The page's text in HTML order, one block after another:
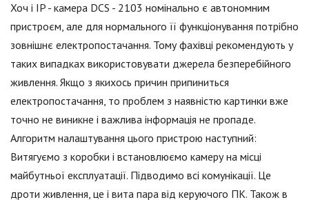
Хоч і IP - камера DCS - 2103 номінально є автономним
пристроєм, але для нормального її функціонування потрібно
зовнішнє електропостачання. Тому фахівці рекомендують у
таких випадках використовувати джерела безперебійного
живлення. Якщо з якихось причин припиниться
електропостачання, то проблем з наявністю картинки вже
точно не виникне і важлива інформація не пропаде.
Алгоритм налаштування цього пристрою наступний:
Витягуємо з коробки і встановлюємо камеру на місці
майбутньої експлуатації. Підводимо всі комунікації. Це
дроти живлення, це і вита пара від керуючого ПК. Також в